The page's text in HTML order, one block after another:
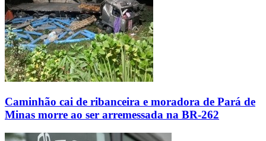
Caminhão cai de ribanceira e moradora de Pará de
Minas morre ao ser arremessada na BR-262